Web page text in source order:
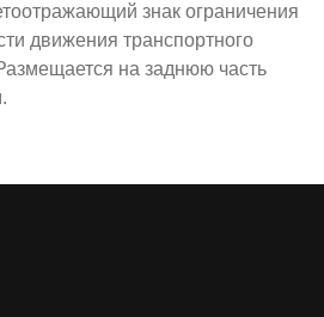
знак ограничения
движения транспортного
на заднюю часть